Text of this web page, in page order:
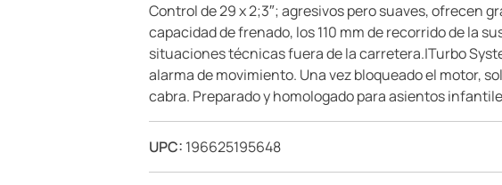
Control de 29 x 2;3″; agresivos pero suaves, ofrecen
capacidad de frenado, los 110 mm de recorrido de la
situaciones técnicas fuera de la carretera.|Turbo
alarma de movimiento. Una vez bloqueado el motor,
cabra. Preparado y homologado para asientos
UPC: 196625195648